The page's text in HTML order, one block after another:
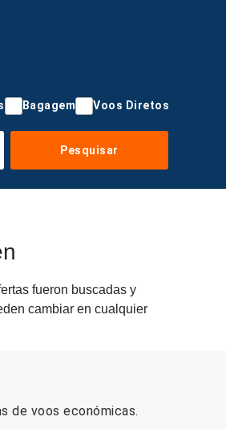
Bagagem Voos Diretos
Pesquisar
fueron buscadas y
cambiar en cualquier
de voos económicas.